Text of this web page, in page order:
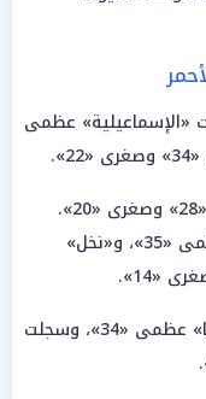
«الإسماعيلية» عظمى
وتطابقت «العريش» و«رفح» عند عظمى «28» وصغرى «20».
وفي جنوب سيناء سجلت «رأس سدر» عظمى «35»، و«نخل»
وبلغت في «الطور» عظمى «32»، و«طابا» عظمى «34»، وسجلت